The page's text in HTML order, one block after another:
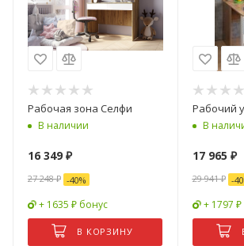
Рабочая зона Селфи
В наличии
16 349 ₽
27 248₽ -40%
+ 1635 ₽ бонус
В КОРЗИНУ
Рабочий
В
17 965 ₽
29 941₽ -40
+ 1797